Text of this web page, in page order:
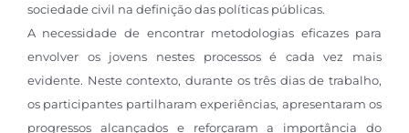
sociedade civil na definição das políticas públicas.
A necessidade de encontrar metodologias eficazes para
envolver os jovens nestes processos é cada vez mais
evidente. Neste contexto, durante os três dias de trabalho,
os participantes partilharam experiências, apresentaram os
progressos alcançados e reforçaram a importância do